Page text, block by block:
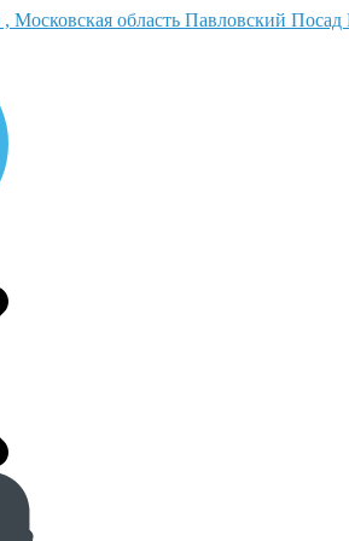
Московская область Павловский Посад